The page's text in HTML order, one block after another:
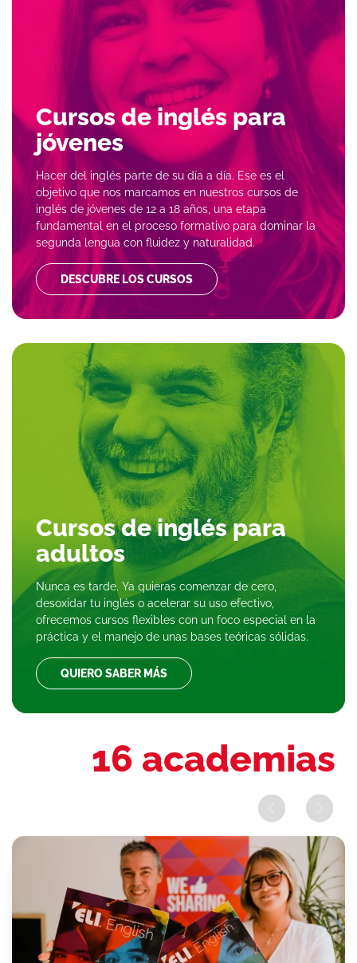
Cursos de inglés para
jóvenes
Hacer del inglés parte de su día a día. Ese es el
objetivo que nos marcamos en nuestros cursos de
inglés de jóvenes de 12 a 18 años, una etapa
fundamental en el proceso formativo para dominar la
segunda lengua con fluidez y naturalidad.
DESCUBRE LOS CURSOS
Cursos de inglés para
adultos
Nunca es tarde. Ya quieras comenzar de cero,
desoxidar tu inglés o acelerar su uso efectivo,
ofrecemos cursos flexibles con un foco especial en la
práctica y el manejo de unas bases teóricas sólidas.
QUIERO SABER MÁS
16 academias